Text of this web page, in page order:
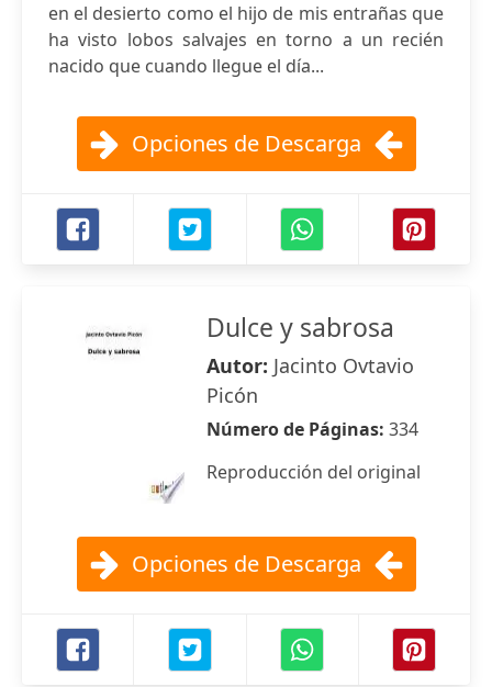
en el desierto como el hijo de mis entrañas que
ha visto lobos salvajes en torno a un recién
nacido que cuando llegue el día...
Opciones de Descarga
Dulce y sabrosa
Autor: Jacinto Ovtavio
Picón
Número de Páginas: 334
Reproducción del original
Opciones de Descarga